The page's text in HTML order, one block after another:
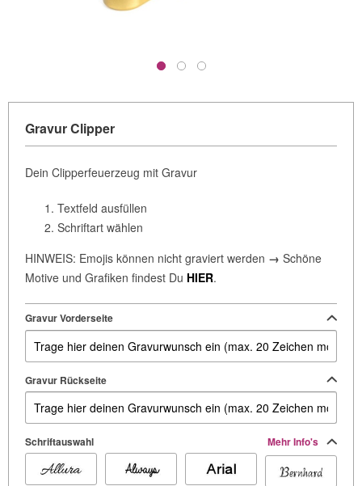
Gravur Clipper
Dein Clipperfeuerzeug mit Gravur
Textfeld ausfüllen
Schriftart wählen
HINWEIS: Emojis können nicht graviert werden → Schöne
Motive und Grafiken findest Du HIER.
Gravur Vorderseite
Gravur Rückseite
Schriftauswahl Mehr Info's